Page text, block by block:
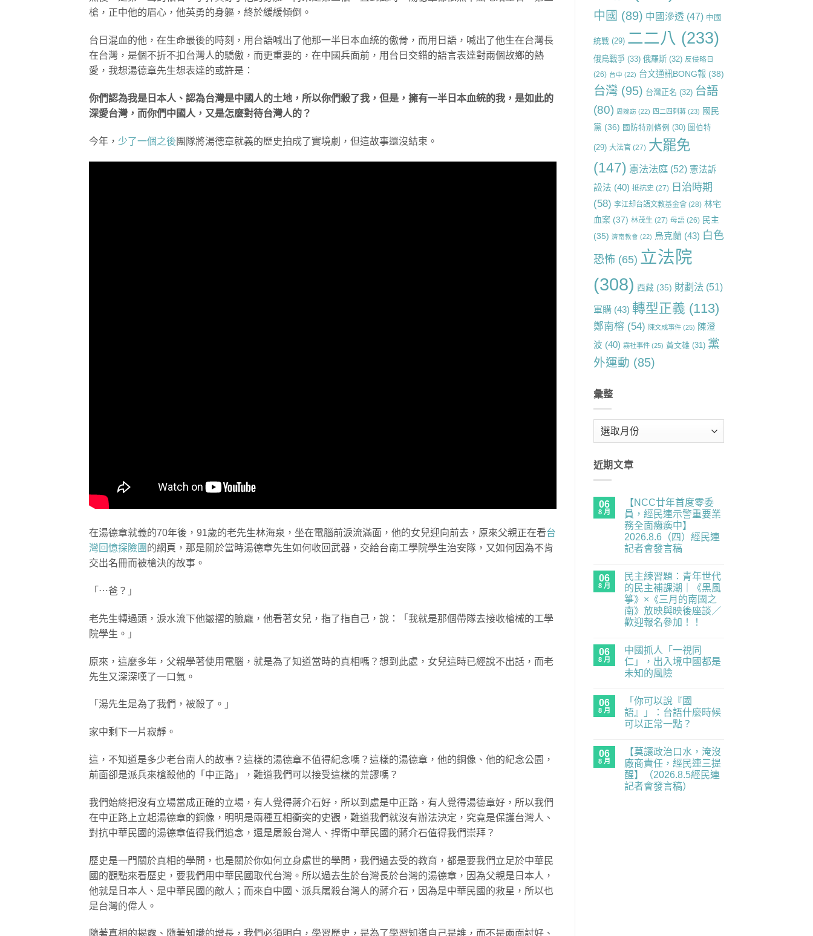
槍，正中他的眉心，他英勇的身軀，終於緩緩傾倒。
台日混血的他，在生命最後的時刻，用台語喊出了他那一半日本血統的傲骨，而用日語，喊出了他生在台灣長
在台灣，是個不折不扣台灣人的驕傲，而更重要的，在中國兵面前，用台日交錯的語言表達對兩個故鄉的熱
愛，我想湯德章先生想表達的或許是：
你們認為我是日本人、認為台灣是中國人的土地，所以你們殺了我，但是，擁有一半日本血統的我，是如此的
深愛台灣，而你們中國人，又是怎麼對待台灣人的？
今年， 少了一個之後 團隊將湯德章就義的歷史拍成了實境劇，但這故事還沒結束。
在湯德章就義的70年後，91歲的老先生林海泉，坐在電腦前淚流滿面，他的女兒迎向前去，原來父親正在看台
灣回憶探險團 的網頁，那是關於當時湯德章先生如何收回武器，交給台南工學院學生治安隊，又如何因為不肯
交出名冊而被槍決的故事。
「⋯爸？」
老先生轉過頭，淚水流下他皺摺的臉龐，他看著女兒，指了指自己，說：「我就是那個帶隊去接收槍械的工學
院學生。」
原來，這麼多年，父親學著使用電腦，就是為了知道當時的真相嗎？想到此處，女兒這時已經說不出話，而老
先生又深深嘆了一口氣。
「湯先生是為了我們，被殺了。」
家中剩下一片寂靜。
這，不知道是多少老台南人的故事？這樣的湯德章不值得紀念嗎？這樣的湯德章，他的銅像、他的紀念公園，
前面卻是派兵來槍殺他的「中正路」，難道我們可以接受這樣的荒謬嗎？
我們始終把沒有立場當成正確的立場，有人覺得蔣介石好，所以到處是中正路，有人覺得湯德章好，所以我們
在中正路上立起湯德章的銅像，明明是兩種互相衝突的史觀，難道我們就沒有辦法決定，究竟是保護台灣人、
對抗中華民國的湯德章值得我們追念，還是屠殺台灣人、捍衛中華民國的蔣介石值得我們崇拜？
歷史是一門關於真相的學問，也是關於你如何立身處世的學問，我們過去受的教育，都是要我們立足於中華民
國的觀點來看歷史，要我們用中華民國取代台灣。所以過去生於台灣長於台灣的湯德章，因為父親是日本人，
他就是日本人、是中華民國的敵人；而來自中國、派兵屠殺台灣人的蔣介石，因為是中華民國的救星，所以也
是台灣的偉人。
隨著真相的揭露、隨著知識的增長，我們必須明白，學習歷史，是為了學習知道自己是誰，而不是兩面討好、
中國 (89) 中國滲透 (47) 中國
統戰 (29) 二二八 (233)
俄烏戰爭(33) 俄羅斯(32) 反侵略日
(26) 台中 (22) 台文通訊BONG報(38)
台灣(95) 台灣正名 (32) 台語
(80) 周婉窈 (22) 四二四刺蔣(23) 國民
黨 (36) 國防特別條例 (30) 圖伯特
(29) 大法官(27) 大罷免
(147) 憲法法庭(52) 憲法訴
訟法 (40) 抵抗史 (27) 日治時期
(58) 李江却台語文教基金會(28) 林宅
血案(37) 林茂生 (27) 母語(26) 民主
(35) 濟南教會 (22) 烏克蘭(43) 白色
恐怖 (65) 立法院
(308) 西藏(35) 財劃法(51)
軍購(43) 轉型正義 (113)
鄭南榕 (54) 陳文成事件(25) 陳澄
波 (40) 霧社事件(25) 黃文雄(31) 黨
外運動 (85)
彙整
近期文章
06
8 月
【NCC廿年首度零委
員，經民連示警重要業
務全面癱瘓中】
2026.8.6（四）經民連
記者會發言稿
廿
年
首
度
零
委
員，
連
示
警
重
要
面
癱
瘓
民
連
記
者
會
留
言
06
8 月
民主練習題：青年世代
的民主補課潮｜《黑風
箏》×《三月的南國之
南》放映與映後座談／
歡迎報名參加！！
主
練
習
題：
的
民
主
｜
《黑
風
箏》
×《三
留
言
06
8 月
中國抓人「一視同
仁」，出入境中國都是
未知的風險
抓
人
「一
仁」，
入
境
中
國
言
06
8 月
「你可以說『國
語』」：台語什麼時候
可以正常一點？
以
說
『國
語』」：
台
言
06
8 月
【莫讓政治口水，淹沒
廠商責任，經民連三提
醒】（2026.8.5經民連
記者會發言稿）